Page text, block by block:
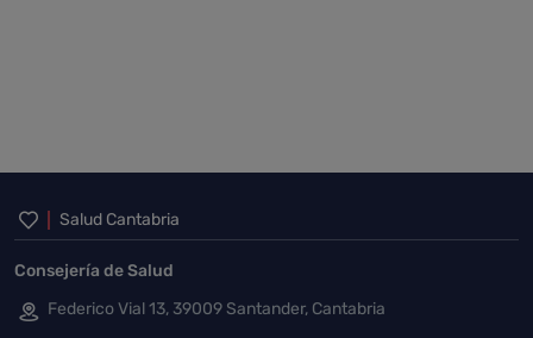
Inicio del pie de página
Salud Cantabria
Consejería de Salud
Federico Vial 13, 39009 Santander, Cantabria